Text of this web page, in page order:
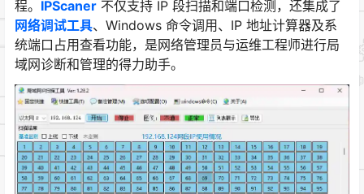
程。 IPScaner 不仅支持 IP 段扫描和端口检测，还集成了
网络调试工具、Windows 命令调用、IP 地址计算器及系
统端口占用查看功能，是网络管理员与运维工程师进行局
域网诊断和管理的得力助手。